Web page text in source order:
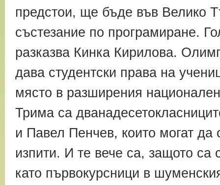
предстои, ще бъде във Велико
състезание по програмиране.
разказва Кинка Кирилова.
дава студентски права на
място в разширения
Трима са
и Павел Пенчев, които могат да
изпити. И те вече са, защото са
като първокурсници в